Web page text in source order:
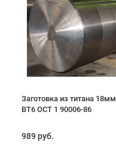
Заготовка из титана 18мм
ВТ6 ОСТ 1 90006-86
989 руб.